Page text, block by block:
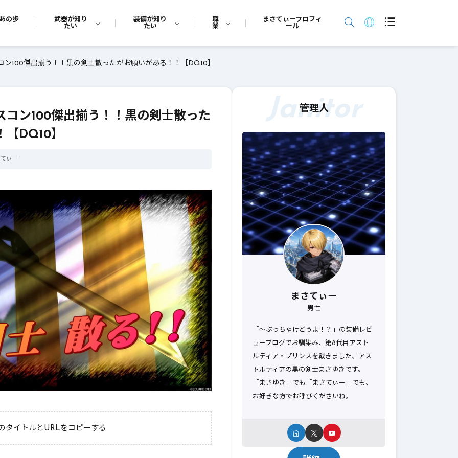
の歩
武器が知り
たい
装備が知り
たい
職
業
まさてぃープロフィ
ール
ン100傑出揃う！！黒の剣士散ったがお願いがある！！【DQ10】
コン100傑出揃う！！黒の剣士散った
DQ10】
ぃー
タイトルとURLをコピーする
管理人
Janitor
まさてぃー
男性
「～ぶっちゃけどうよ！？」の装備レビ
ューブログでお馴染み、第8代目アスト
ルティア・プリンスを戴きました、アス
トルティアの黒の剣士まさゆきです。
「まさゆき」でも「まさてぃー」でも、
お好きな方でお呼びくださいね。